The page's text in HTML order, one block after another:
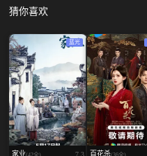
猜你喜欢
蓝光
家业 7.3 百花杀